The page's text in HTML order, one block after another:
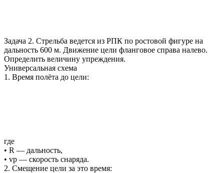
Задача 2. Стрельба ведется из РПК по ростовой фигуре на
дальность 600 м. Движение цели фланговое справа налево.
Определить величину упреждения.
Универсальная схема
1. Время полёта до цели:
где
• R — дальность,
• vp — скорость снаряда.
2. Смещение цели за это время: